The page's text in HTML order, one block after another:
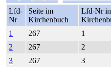
Lfd-
Nr
Seite im
Kirchenbuch
Lfd-Nr
1
267 1
2
267 2
3
267 3